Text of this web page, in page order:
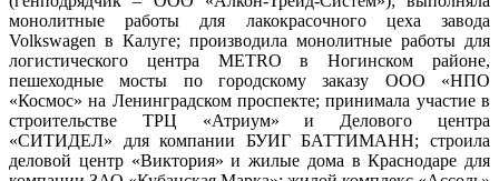
монолитные работы для лакокрасочного цеха завода
Volkswagen в Калуге; производила монолитные работы для
логистического центра METRO в Ногинском районе,
пешеходные мосты по городскому заказу ООО «НПО
«Космос» на Ленинградском проспекте; принимала участие в
строительстве ТРЦ «Атриум» и Делового центра
«СИТИДЕЛ» для компании БУИГ БАТТИМАНН; строила
деловой центр «Виктория» и жилые дома в Краснодаре для